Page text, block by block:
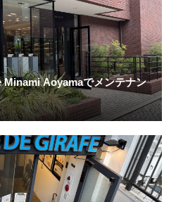
Aoyamaでメンテナン